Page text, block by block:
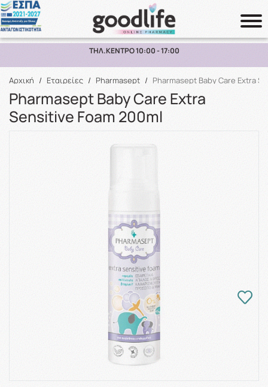
Αναζήτηση
ΠΑΡΑΛΑΒΗ ΑΠΟ ΤΟ ΚΑΤΑΣΤΗΜΑ ΑΝΩ ΤΩΝ 10€
Αρχική / Εταιρείες / Pharmasept / Pharmasept Baby Care Extra
Pharmasept Baby Care Extra
Sensitive Foam 200ml